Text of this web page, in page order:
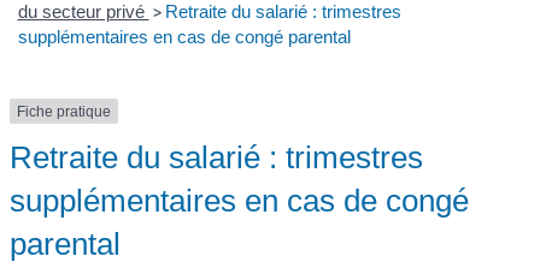
du secteur privé > Retraite du salarié : trimestres
supplémentaires en cas de congé parental
Fiche pratique
Retraite du salarié : trimestres
supplémentaires en cas de congé
parental